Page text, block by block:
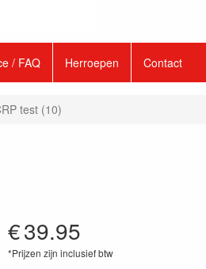
/ FAQ Herroepen Contact
test (10)
€39.95
*Prijzen zijn inclusief btw